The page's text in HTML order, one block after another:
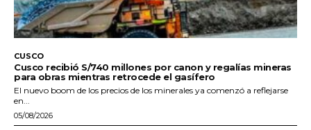
CUSCO
Cusco recibió S/740 millones por canon y regalías mineras
para obras mientras retrocede el gasífero
El nuevo boom de los precios de los minerales ya comenzó a reflejarse
en...
05/08/2026